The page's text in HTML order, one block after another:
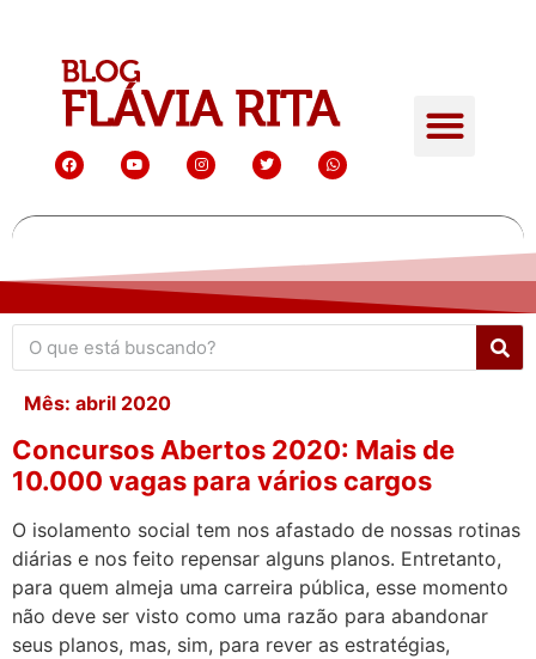
Mês: abril 2020
Concursos Abertos 2020: Mais de
10.000 vagas para vários cargos
O isolamento social tem nos afastado de nossas rotinas
diárias e nos feito repensar alguns planos. Entretanto,
para quem almeja uma carreira pública, esse momento
não deve ser visto como uma razão para abandonar
seus planos, mas, sim, para rever as estratégias,